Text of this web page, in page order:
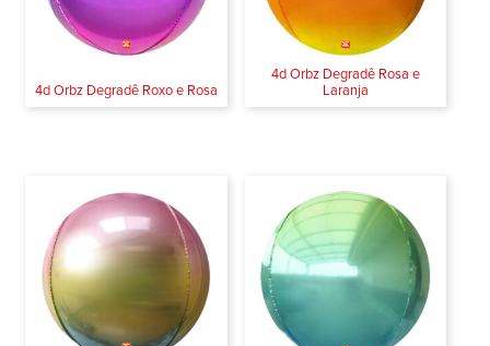
4d Orbz Degradê Roxo e Rosa
4d Orbz Degradê Rosa e
Laranja